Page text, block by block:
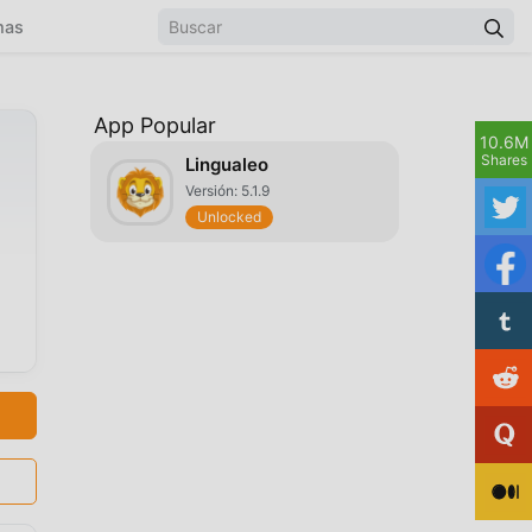
App Popular
Lingualeo
Versión: 5.1.9
Unlocked
10.6M
Shares